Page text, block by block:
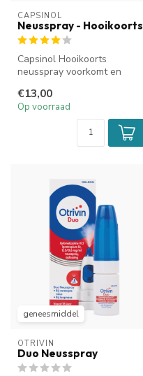
CAPSINOL
Neusspray - Hooikoorts
Capsinol Hooikoorts
neusspray voorkomt en
gevolg van...
€13,00
Op voorraad
geneesmiddel
OTRIVIN
Duo Neusspray